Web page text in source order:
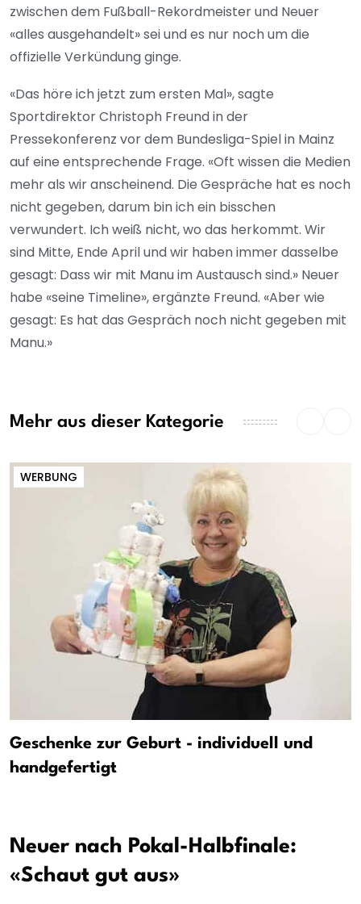
zwischen dem Fußball-Rekordmeister und Neuer
«alles ausgehandelt» sei und es nur noch um die
offizielle Verkündung ginge.
«Das höre ich jetzt zum ersten Mal», sagte
Sportdirektor Christoph Freund in der
Pressekonferenz vor dem Bundesliga-Spiel in Mainz
auf eine entsprechende Frage. «Oft wissen die Medien
mehr als wir anscheinend. Die Gespräche hat es noch
nicht gegeben, darum bin ich ein bisschen
verwundert. Ich weiß nicht, wo das herkommt. Wir
sind Mitte, Ende April und wir haben immer dasselbe
gesagt: Dass wir mit Manu im Austausch sind.» Neuer
habe «seine Timeline», ergänzte Freund. «Aber wie
gesagt: Es hat das Gespräch noch nicht gegeben mit
Manu.»
Mehr aus dieser Kategorie
WERBUNG
Geschenke zur Geburt - individuell und
handgefertigt
Neuer nach Pokal-Halbfinale:
«Schaut gut aus»